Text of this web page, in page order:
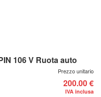
106 V Ruota auto
Prezzo unitario
200.00 €
IVA inclusa